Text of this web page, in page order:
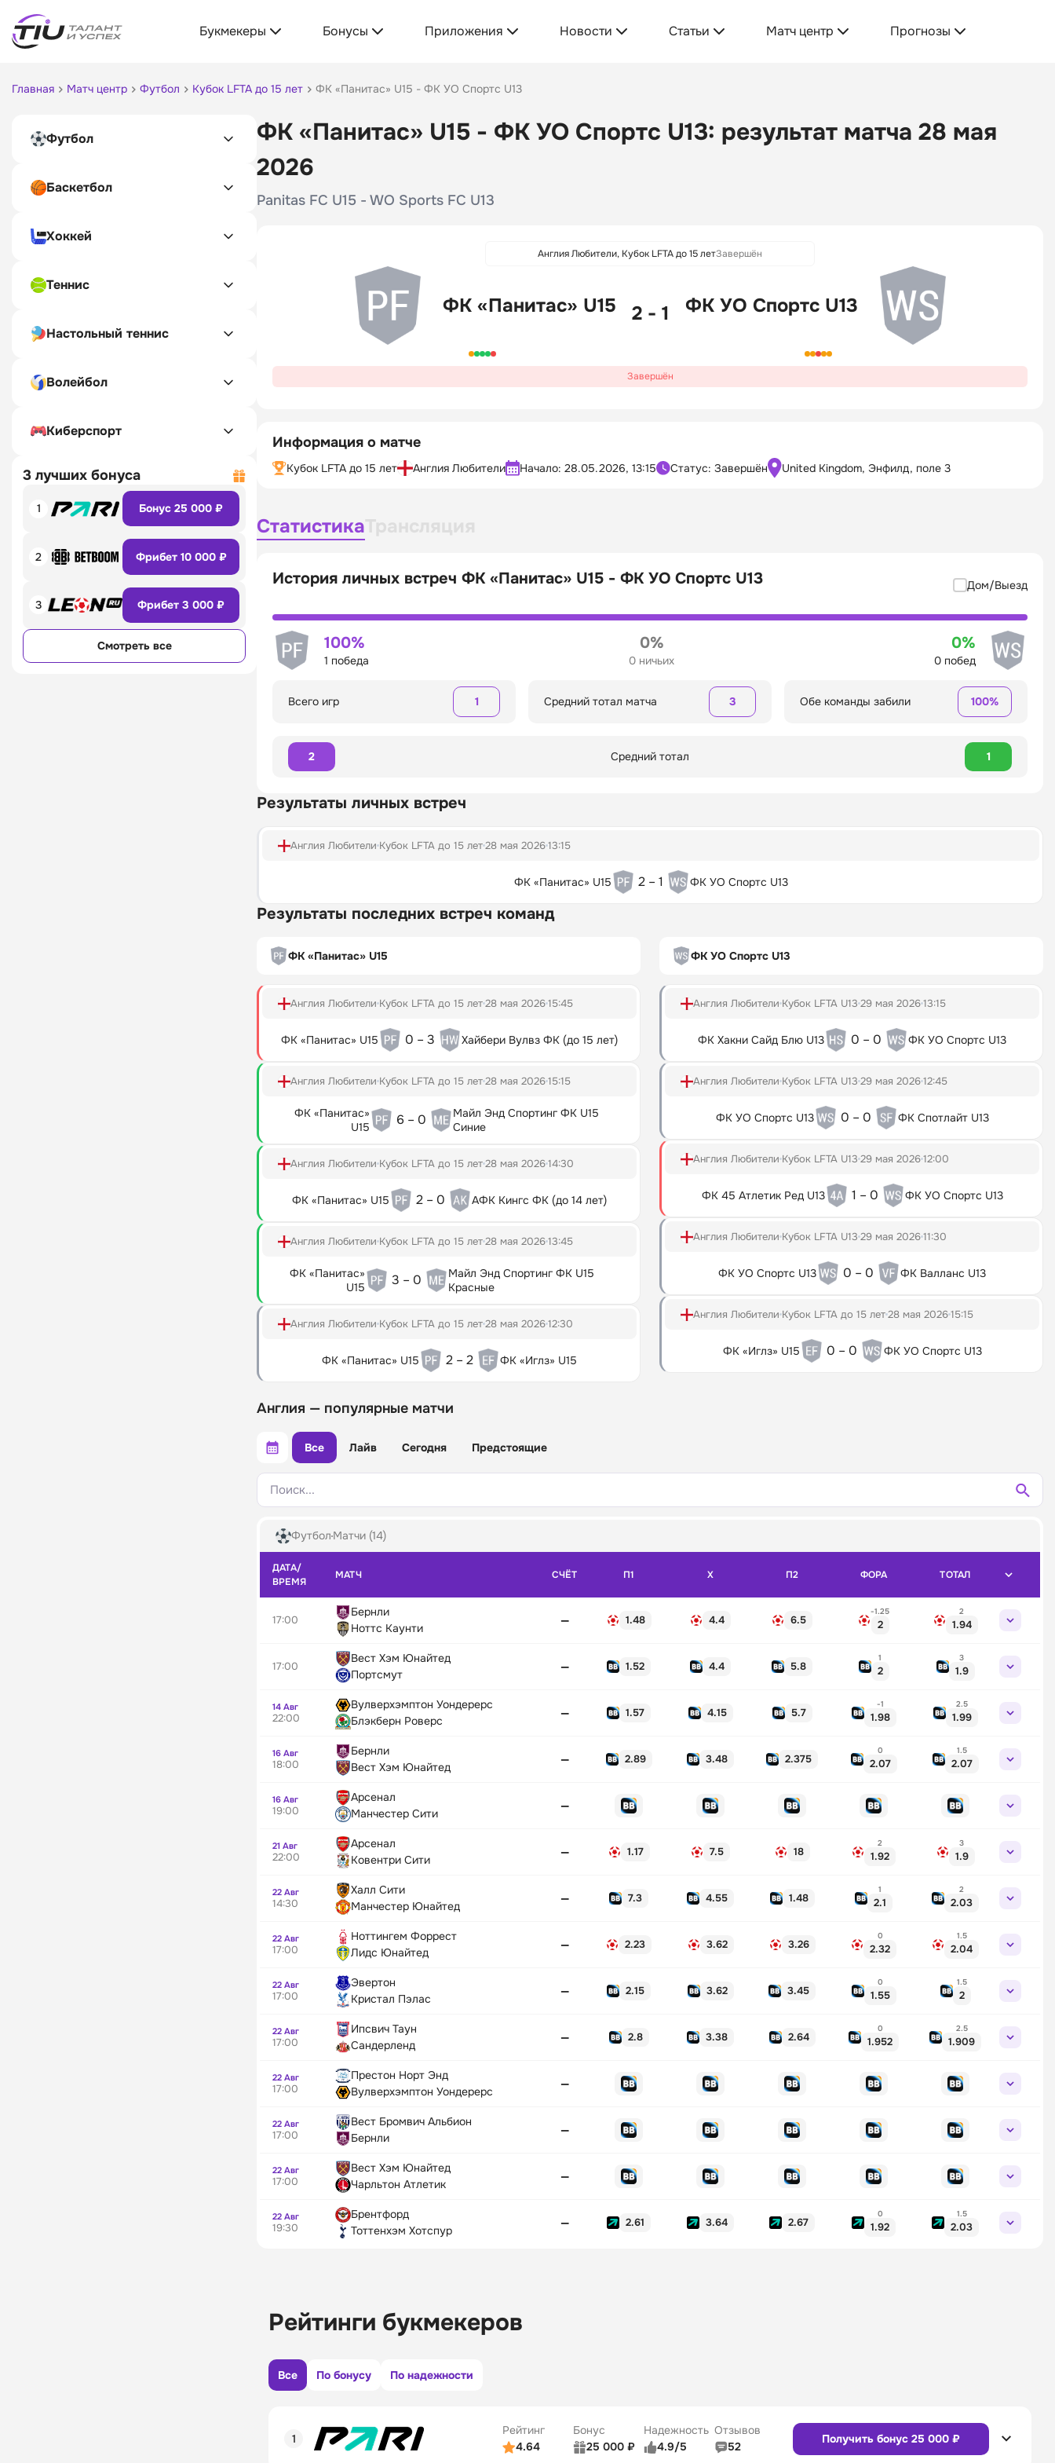
Букмекеры Бонусы Приложения Новости Статьи Матч центр Прогнозы
Главная Матч центр Футбол Кубок LFTA до 15 лет ФК «Панитас» U15 - ФК УО Спортс U13
Футбол
Баскетбол
Хоккей
Теннис
Настольный теннис
Волейбол
Киберспорт
3 лучших бонуса
1 Бонус 25 000 ₽
2 Фрибет 10 000 ₽
3 Фрибет 3 000 ₽
Смотреть все
ФК «Панитас» U15 - ФК УО Спортс U13: результат матча 28 мая
2026
Panitas FC U15 - WO Sports FC U13
Англия Любители, Кубок LFTA до 15 летЗавершён
ФК «Панитас» U15 2 - 1 ФК УО Спортс U13
Завершён
Информация о матче
Кубок LFTA до 15 лет Англия Любители Начало: 28.05.2026, 13:15 Статус: Завершён United Kingdom, Энфилд, поле 3
Статистика
История личных встреч ФК «Панитас» U15 - ФК УО Спортс U13 Дом/Выезд
100%
1 победа
0%
0 ничьих
0%
0 побед
Всего игр 1 Средний тотал матча 3 Обе команды забили 100%
2 Средний тотал 1
Результаты личных встреч
Англия Любители Кубок LFTA до 15 лет28 мая 202613:15
ФК «Панитас» U15 2 – 1 ФК УО Спортс U13
Результаты последних встреч команд
ФК «Панитас» U15
Англия Любители Кубок LFTA до 15 лет28 мая 202615:45
ФК «Панитас» U15 0 – 3 Хайбери Вулвз ФК (до 15 лет)
Англия Любители Кубок LFTA до 15 лет28 мая 202615:15
ФК «Панитас»
U15
6 – 0
Майл Энд Спортинг ФК U15
Синие
Англия Любители Кубок LFTA до 15 лет28 мая 202614:30
ФК «Панитас» U15 2 – 0 АФК Кингс ФК (до 14 лет)
Англия Любители Кубок LFTA до 15 лет28 мая 202613:45
ФК «Панитас»
U15
3 – 0
Майл Энд Спортинг ФК U15
Красные
Англия Любители Кубок LFTA до 15 лет28 мая 202612:30
ФК «Панитас» U15 2 – 2 ФК «Иглз» U15
ФК УО Спортс U13
Англия Любители Кубок LFTA U13 29 мая 202613:15
ФК Хакни Сайд Блю U13 0 – 0 ФК УО Спортс U13
Англия Любители Кубок LFTA U13 29 мая 202612:45
ФК УО Спортс U13 0 – 0 ФК Спотлайт U13
Англия Любители Кубок LFTA U13 29 мая 202612:00
ФК 45 Атлетик Ред U13 1 – 0 ФК УО Спортс U13
Англия Любители Кубок LFTA U13 29 мая 202611:30
ФК УО Спортс U13 0 – 0 ФК Валланс U13
Англия Любители Кубок LFTA до 15 лет28 мая 202615:15
ФК «Иглз» U15 0 – 0 ФК УО Спортс U13
Англия — популярные матчи
Все Лайв Сегодня Предстоящие
Поиск...
Футбол Матчи (14)
ДАТА/
ВРЕМЯ
МАТЧ СЧЁТ П1 X П2 ФОРА ТОТАЛ
17:00
Бернли
Ноттс Каунти
— 1.48 4.4 6.5
-1.25
2
2
1.94
17:00
Вест Хэм Юнайтед
Портсмут
— 1.52 4.4 5.8
1
2
3
1.9
14 Авг
22:00
Вулверхэмптон Уондерерс
Блэкберн Роверс
— 1.57 4.15 5.7
-1
1.98
2.5
1.99
16 Авг
18:00
Бернли
Вест Хэм Юнайтед
— 2.89 3.48 2.375
0
2.07
1.5
2.07
16 Авг
19:00
Арсенал
Манчестер Сити
—
21 Авг
22:00
Арсенал
Ковентри Сити
— 1.17 7.5 18
2
1.92
3
1.9
22 Авг
14:30
Халл Сити
Манчестер Юнайтед
— 7.3 4.55 1.48
1
2.1
2
2.03
22 Авг
17:00
Ноттингем Форрест
Лидс Юнайтед
— 2.23 3.62 3.26
0
2.32
1.5
2.04
22 Авг
17:00
Эвертон
Кристал Пэлас
— 2.15 3.62 3.45
0
1.55
1.5
2
22 Авг
17:00
Ипсвич Таун
Сандерленд
— 2.8 3.38 2.64
0
1.952
2.5
1.909
22 Авг
17:00
Престон Норт Энд
Вулверхэмптон Уондерерс
—
22 Авг
17:00
Вест Бромвич Альбион
Бернли
—
22 Авг
17:00
Вест Хэм Юнайтед
Чарльтон Атлетик
—
22 Авг
19:30
Брентфорд
Тоттенхэм Хотспур
— 2.61 3.64 2.67
0
1.92
1.5
2.03
Рейтинги букмекеров
Все По бонусу По надежности
Рейтинг
4.64
Бонус
25 000 ₽
Надежность
4.9/5
Отзывов
52
Получить бонус 25 000 ₽